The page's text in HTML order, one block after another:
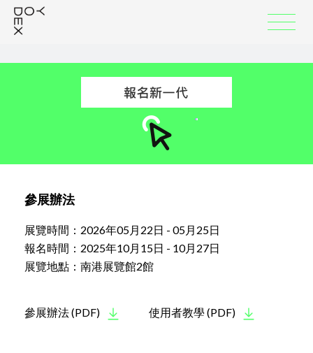
參展辦法
展覽時間：2026年05月22日 - 05月25日
報名時間：2025年10月15日 - 10月27日
展覽地點：南港展覽館2館
參展辦法 (PDF) 使用者教學 (PDF)